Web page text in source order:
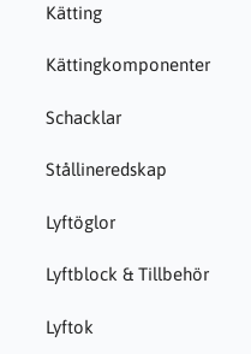
Kätting
Kättingkomponenter
Schacklar
Stållineredskap
Lyftöglor
Lyftblock & Tillbehör
Lyftok